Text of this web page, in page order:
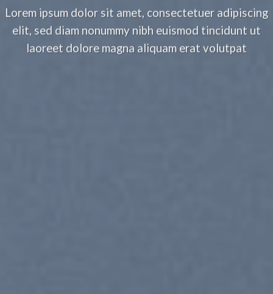
Lorem ipsum dolor sit amet, consectetuer adipiscing
elit, sed diam nonummy nibh euismod tincidunt ut
laoreet dolore magna aliquam erat volutpat